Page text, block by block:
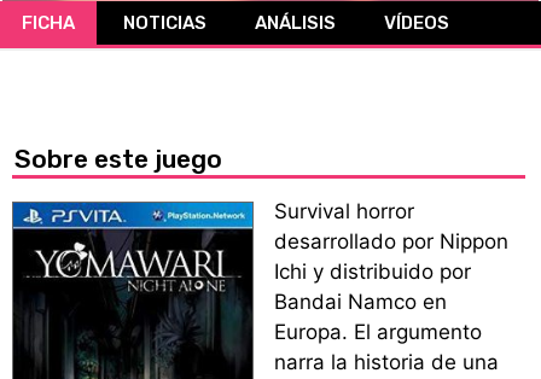
CÓMICS
FICHA NOTICIAS ANÁLISIS VÍDEOS
Sobre este juego
Survival horror
desarrollado por Nippon
Ichi y distribuido por
Bandai Namco en
Europa. El argumento
narra la historia de una